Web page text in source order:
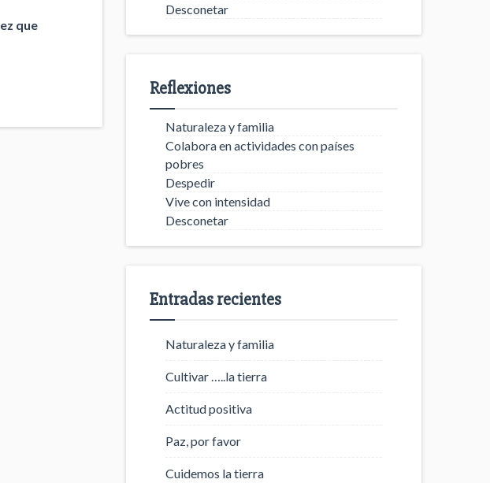
que
Desconetar
Reflexiones
Naturaleza y familia
Colabora en actividades con países
pobres
Despedir
Vive con intensidad
Desconetar
Entradas recientes
Naturaleza y familia
Cultivar …..la tierra
Actitud positiva
Paz, por favor
Cuidemos la tierra